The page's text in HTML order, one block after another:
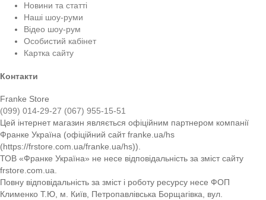
Новини та статті
Наші шоу-руми
Відео шоу-рум
Особистий кабінет
Картка сайту
Контакти
Franke Store
(099) 014-29-27 (067) 955-15-51
Цей інтернет магазин являється офіційним партнером компанії
Франке Україна (офіційний сайт franke.ua/hs
(https://frstore.com.ua/franke.ua/hs)).
ТОВ «Франке Україна» не несе відповідальність за зміст сайту
frstore.com.ua.
Повну відповідальність за зміст і роботу ресурсу несе ФОП
Клименко Т.Ю, м. Київ, Петропавлівська Борщагівка, вул.